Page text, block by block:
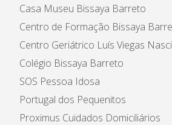
Casa Museu Bissaya Barreto
Centro de Formação Bissaya
Centro Geriátrico Luís Viegas
Colégio Bissaya Barreto
SOS Pessoa Idosa
Portugal dos Pequenitos
Proximus Cuidados Domiciliários